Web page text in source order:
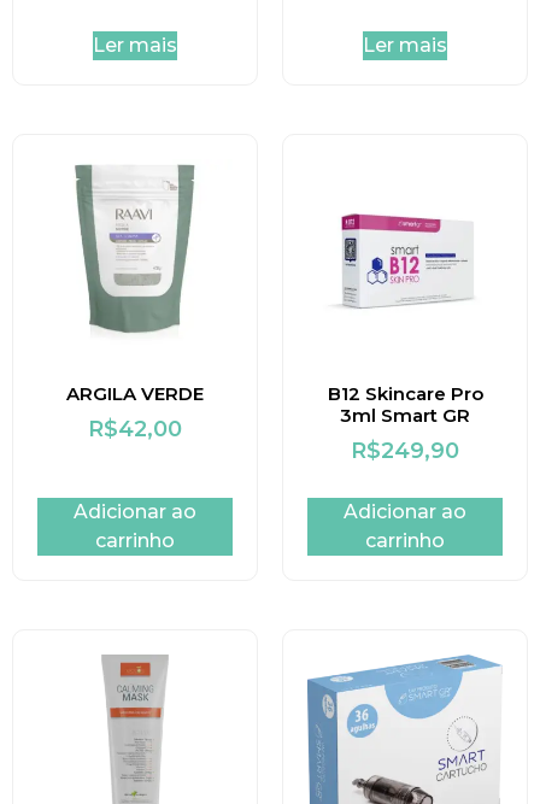
Ler mais Ler mais
ARGILA VERDE
R$42,00
Adicionar ao
carrinho
B12 Skincare Pro
3ml Smart GR
R$249,90
Adicionar ao
carrinho